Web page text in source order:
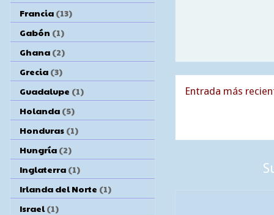
Entrada más
Francia (13)
Gabón (1)
Ghana (2)
Grecia (3)
Guadalupe (1)
Holanda (5)
Honduras (1)
Hungría (2)
Inglaterra (1)
Irlanda del Norte (1)
Israel (1)